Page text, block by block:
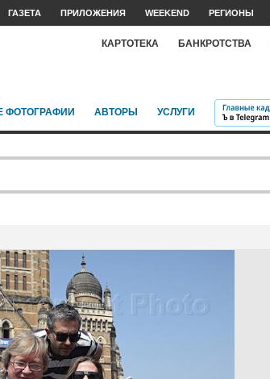
ГАЗЕТА ПРИЛОЖЕНИЯ WEEKEND РЕГИОНЫ
КАРТОТЕКА БАНКРОТСТВА
ФОТОГРАФИИ АВТОРЫ УСЛУГИ